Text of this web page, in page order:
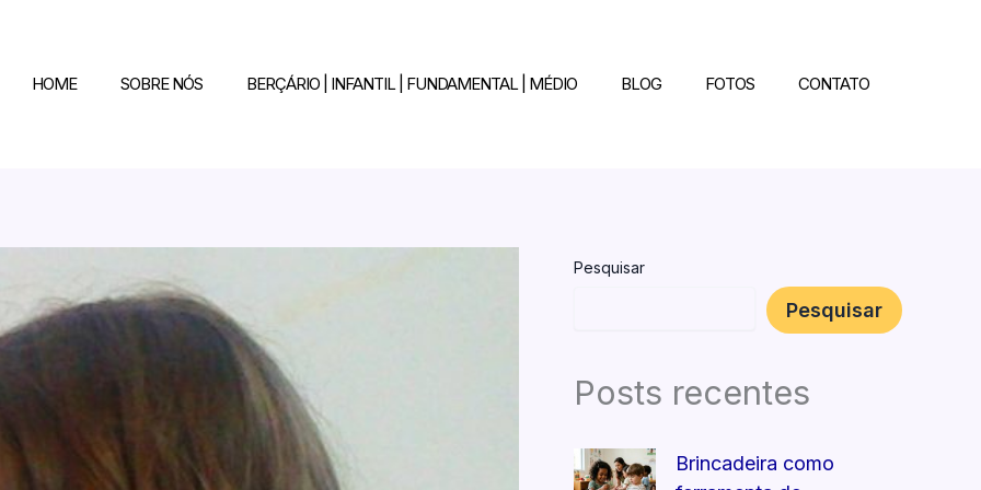
HOME SOBRE NÓS BERÇÁRIO | INFANTIL | FUNDAMENTAL | MÉDIO BLOG FOTOS CONTATO
Pesquisar
Pesquisar
Posts recentes
Brincadeira como